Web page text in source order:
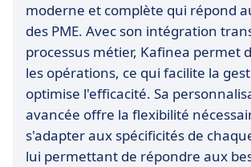
moderne et complète qui répond
des PME. Avec son intégration
processus métier, Kafinea permet
les opérations, ce qui facilite la
optimise l'efficacité. Sa
avancée offre la flexibilité
s'adapter aux spécificités de
lui permettant de répondre aux